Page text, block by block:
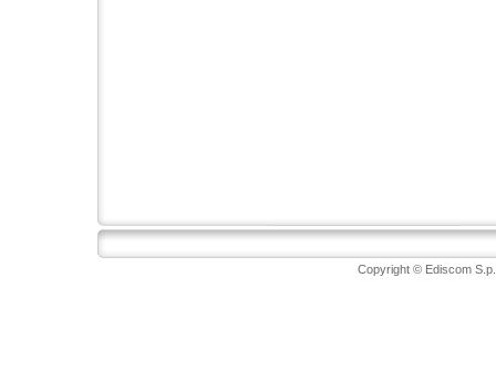
Copyright © Ediscom